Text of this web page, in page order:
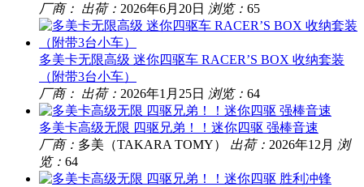
厂商： 出荷： 2026年6月20日 浏览： 65
多美卡无限高级 迷你四驱车 RACER’S BOX 收纳套装
（附带3台小车）
厂商： 出荷： 2026年1月25日 浏览： 64
多美卡高级无限 四驱兄弟！！迷你四驱 强棒音速
厂商： 多美（TAKARA TOMY） 出荷： 2026年12月 浏
览： 64